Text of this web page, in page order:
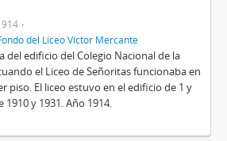
del Liceo Víctor Mercante
del edificio del Colegio Nacional de la
el Liceo de Señoritas funcionaba en
piso. El liceo estuvo en el edificio de 1 y
1910 y 1931. Año 1914.